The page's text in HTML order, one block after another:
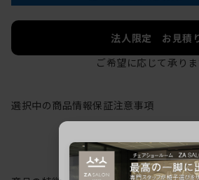
法人限定 お見積
ご希望に応じて承りま
選択中の商品情報保証注意事項